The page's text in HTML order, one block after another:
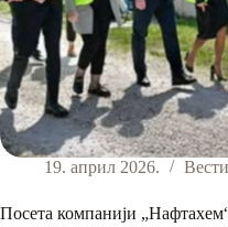
19. април 2026. Вести
Посета компанији